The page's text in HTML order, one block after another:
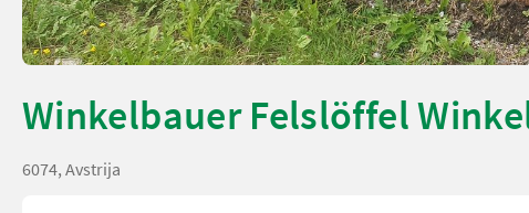
Winkelbauer Felslöffel
6074, Avstrija